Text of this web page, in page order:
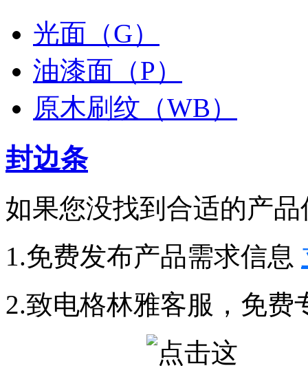
光面（G）
油漆面（P）
原木刷纹（WB）
封边条
如果您没找到合适的产品
1.免费发布产品需求信息
2.致电格林雅客服，免费